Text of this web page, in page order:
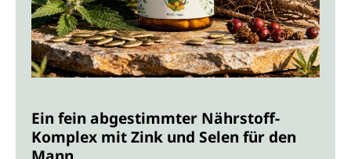
Ein fein abgestimmter Nährstoff-
Komplex mit Zink und Selen für den